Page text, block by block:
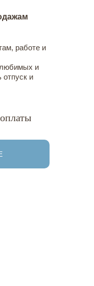
работе и
и
отпуск и